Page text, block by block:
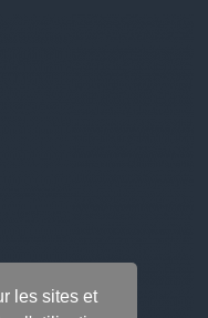
les sites et